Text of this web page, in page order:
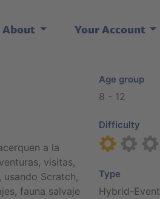
About Your Account
a la
visitas,
Scratch,
fauna salvaje
Age group
8 - 12
Difficulty
Type
Hybrid-Event